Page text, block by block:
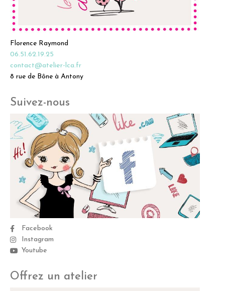
Florence Raymond
06.51.62.19.25
contact@atelier-lca.fr
8 rue de Bône à Antony
Suivez-nous
Facebook
Instagram
Youtube
Offrez un atelier